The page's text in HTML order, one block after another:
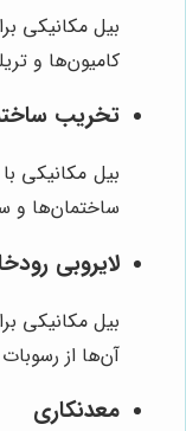
بیل مکانیکی
کامیون‌ها و
تخریب
بیل مکانیکی
ساختمان‌ها و
لایروبی
بیل مکانیکی
آن‌ها از
معدنکاری